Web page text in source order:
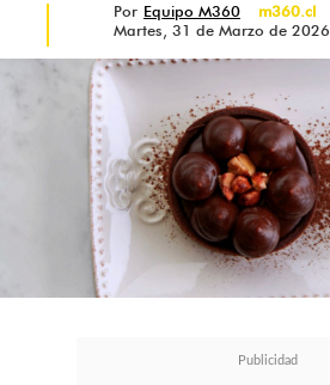
Por Equipo M360
m360.cl
Martes, 31 de Marzo de 2026